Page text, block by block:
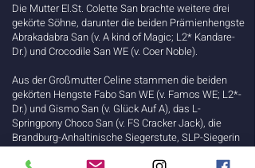
Die Mutter El.St. Colette San brachte weitere drei
gekörte Söhne, darunter die beiden Prämienhengste
Abrakadabra San (v. A kind of Magic; L2* Kandare-
Dr.) und Crocodile San WE (v. Coer Noble).
Aus der Großmutter Celine stammen die beiden
gekörten Hengste Fabo San WE (v. Famos WE; L2*-
Dr.) und Gismo San (v. Glück Auf A), das L-
Springpony Choco San (v. FS Cracker Jack), die
Brandburg-Anhaltinische Siegerstute, SLP-Siegerin
und Bundeschampionats-Fünfte St.Pr.St. Chilli San